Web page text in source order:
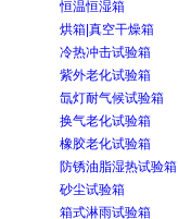
恒温恒湿箱
烘箱|真空干燥箱
冷热冲击试验箱
紫外老化试验箱
氙灯耐气候试验箱
换气老化试验箱
橡胶老化试验箱
防锈油脂湿热试验箱
砂尘试验箱
箱式淋雨试验箱